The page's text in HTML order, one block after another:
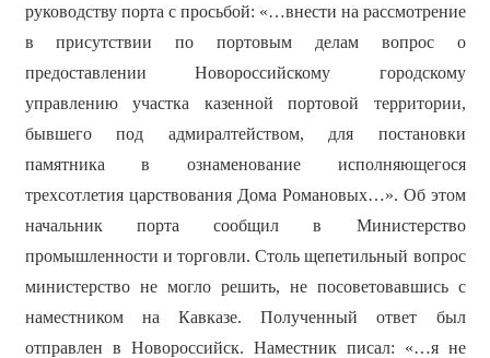
руководству порта с просьбой: «…внести на рассмотрение
в присутствии по портовым делам вопрос о
предоставлении Новороссийскому городскому
управлению участка казенной портовой территории,
бывшего под адмиралтейством, для постановки
памятника в ознаменование исполняющегося
трехсотлетия царствования Дома Романовых…». Об этом
начальник порта сообщил в Министерство
промышленности и торговли. Столь щепетильный вопрос
министерство не могло решить, не посоветовавшись с
наместником на Кавказе. Полученный ответ был
отправлен в Новороссийск. Наместник писал: «…я не